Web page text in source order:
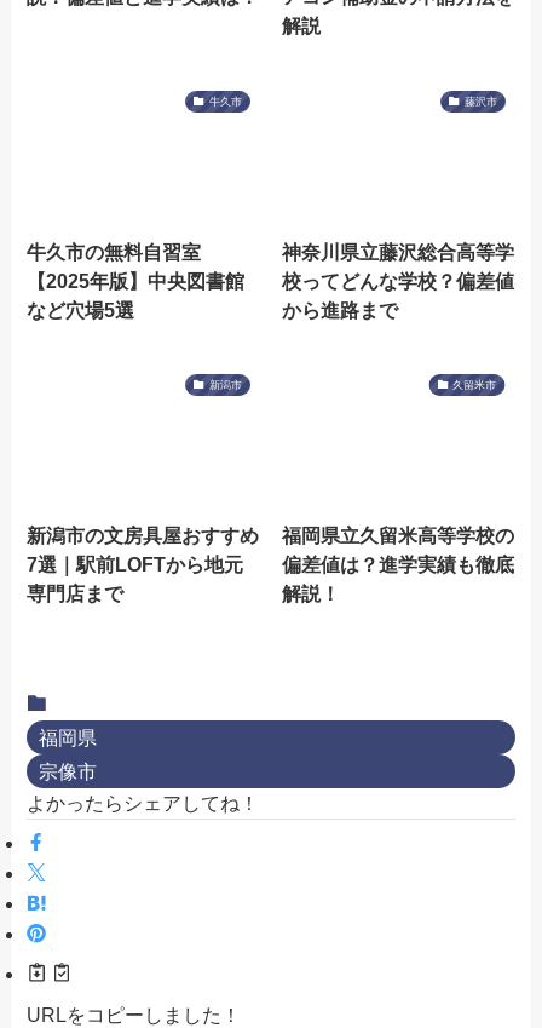
解説
牛久市
牛久市の無料自習室
【2025年版】中央図書館
など穴場5選
藤沢市
神奈川県立藤沢総合高等学
校ってどんな学校？偏差値
から進路まで
新潟市
新潟市の文房具屋おすすめ
7選｜駅前LOFTから地元
専門店まで
久留米市
福岡県立久留米高等学校の
偏差値は？進学実績も徹底
解説！
福岡県
宗像市
よかったらシェアしてね！
URLをコピーしました！